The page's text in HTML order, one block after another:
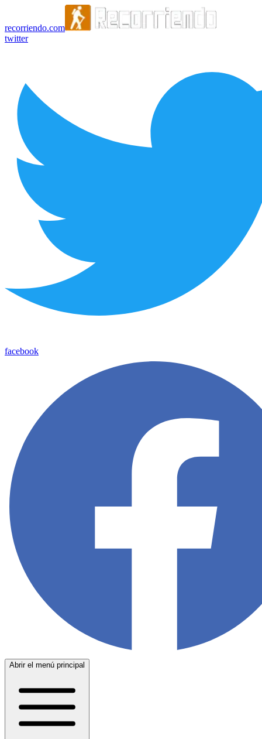
recorriendo.com
twitter
facebook
Abrir el menú principal